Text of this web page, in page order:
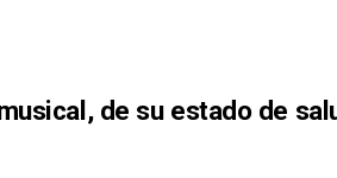
de su estado de